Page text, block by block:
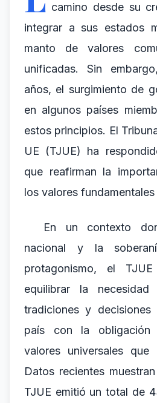
camino desde su
integrar a sus estados
manto de valores
unificadas. Sin
años, el surgimiento de
en algunos países
estos principios. El
UE (TJUE) ha
que reafirman la
los valores
En un contexto
nacional y la
protagonismo, el
equilibrar la
tradiciones y
país con la
valores universales que
Datos recientes
TJUE emitió un total de